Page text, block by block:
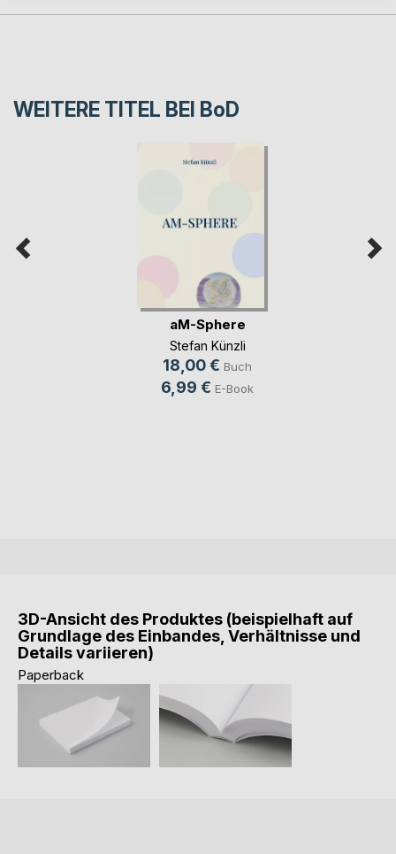
WEITERE TITEL BEI BoD
aM-Sphere
Stefan Künzli
18,00 € Buch
6,99 € E-Book
3D-Ansicht des Produktes (beispielhaft auf
Grundlage des Einbandes, Verhältnisse und
Details variieren)
Paperback